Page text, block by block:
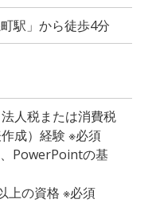
駅」から徒歩4分
人税または消費税
成）経験 ※必須
PowerPointの基
上の資格 ※必須